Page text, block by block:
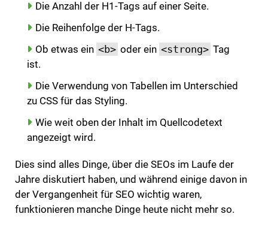
Die Anzahl der H1-Tags auf einer Seite.
Die Reihenfolge der H-Tags.
Ob etwas ein <b> oder ein <strong> Tag
ist.
Die Verwendung von Tabellen im Unterschied
zu CSS für das Styling.
Wie weit oben der Inhalt im Quellcodetext
angezeigt wird.
Dies sind alles Dinge, über die SEOs im Laufe der
Jahre diskutiert haben, und während einige davon in
der Vergangenheit für SEO wichtig waren,
funktionieren manche Dinge heute nicht mehr so.